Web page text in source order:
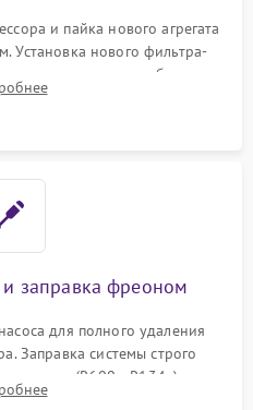
и пайка нового агрегата
нового фильтра-
вентиляторов обдува,
дверных петель.
заправка фреоном
для полного удаления
Заправка системы строго
(R600a, R134a) по
рабочего давления в системе.